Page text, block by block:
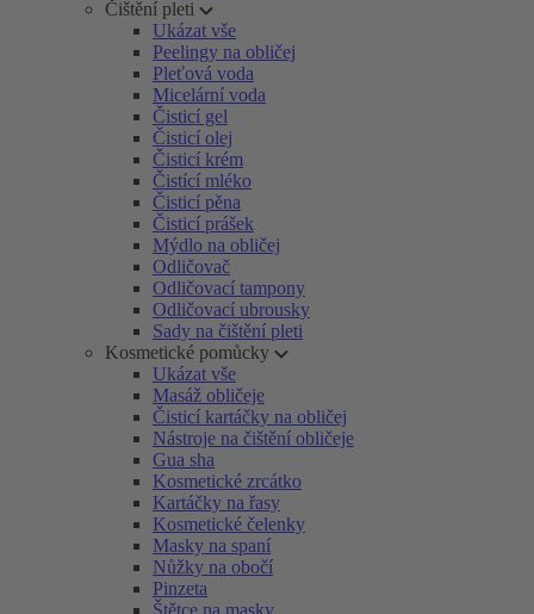
Čištění pleti
Ukázat vše
Peelingy na obličej
Pleťová voda
Micelární voda
Čisticí gel
Čisticí olej
Čisticí krém
Čistící mléko
Čisticí pěna
Čisticí prášek
Mýdlo na obličej
Odličovač
Odličovací tampony
Odličovací ubrousky
Sady na čištění pleti
Kosmetické pomůcky
Ukázat vše
Masáž obličeje
Čisticí kartáčky na obličej
Nástroje na čištění obličeje
Gua sha
Kosmetické zrcátko
Kartáčky na řasy
Kosmetické čelenky
Masky na spaní
Nůžky na obočí
Pinzeta
Štětce na masky